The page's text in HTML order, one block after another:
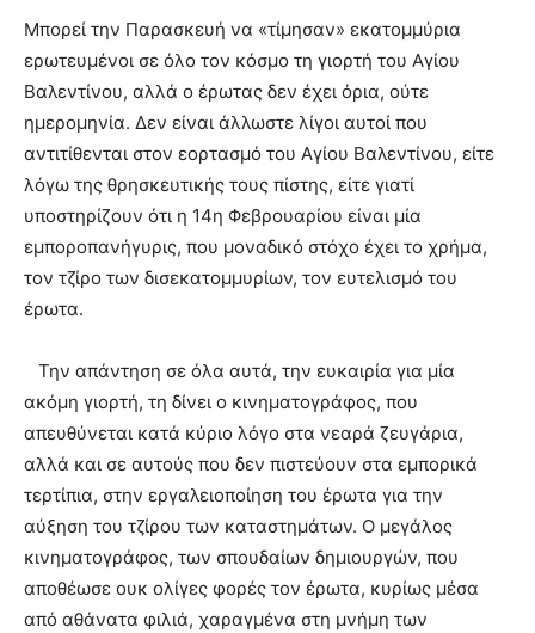
Μπορεί την Παρασκευή να «τίμησαν» εκατομμύρια
ερωτευμένοι σε όλο τον κόσμο τη γιορτή του Αγίου
Βαλεντίνου, αλλά ο έρωτας δεν έχει όρια, ούτε
ημερομηνία. Δεν είναι άλλωστε λίγοι αυτοί που
αντιτίθενται στον εορτασμό του Αγίου Βαλεντίνου, είτε
λόγω της θρησκευτικής τους πίστης, είτε γιατί
υποστηρίζουν ότι η 14η Φεβρουαρίου είναι μία
εμποροπανήγυρις, που μοναδικό στόχο έχει το χρήμα,
τον τζίρο των δισεκατομμυρίων, τον ευτελισμό του
έρωτα.
Την απάντηση σε όλα αυτά, την ευκαιρία για μία
ακόμη γιορτή, τη δίνει ο κινηματογράφος, που
απευθύνεται κατά κύριο λόγο στα νεαρά ζευγάρια,
αλλά και σε αυτούς που δεν πιστεύουν στα εμπορικά
τερτίπια, στην εργαλειοποίηση του έρωτα για την
αύξηση του τζίρου των καταστημάτων. Ο μεγάλος
κινηματογράφος, των σπουδαίων δημιουργών, που
αποθέωσε ουκ ολίγες φορές τον έρωτα, κυρίως μέσα
από αθάνατα φιλιά, χαραγμένα στη μνήμη των